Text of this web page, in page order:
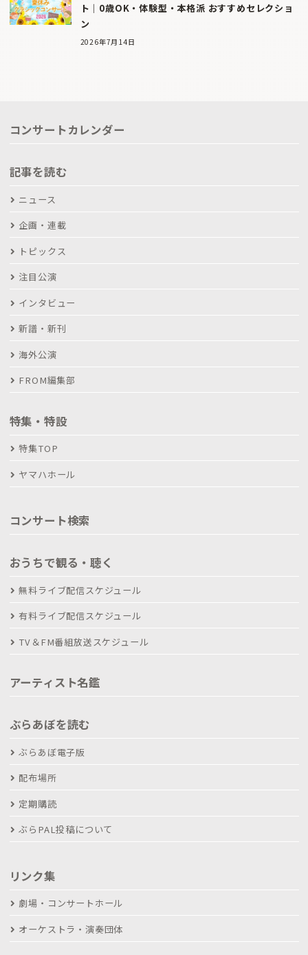
ト｜0歳OK・体験型・本格派 おすすめセレクショ
ン
2026年7月14日
コンサートカレンダー
記事を読む
ニュース
企画・連載
トピックス
注目公演
インタビュー
新譜・新刊
海外公演
FROM編集部
特集・特設
特集TOP
ヤマハホール
コンサート検索
おうちで観る・聴く
無料ライブ配信スケジュール
有料ライブ配信スケジュール
TV＆FM番組放送スケジュール
アーティスト名鑑
ぶらあぼを読む
ぶらあぼ電子版
配布場所
定期購読
ぶらPAL投稿について
リンク集
劇場・コンサートホール
オーケストラ・演奏団体